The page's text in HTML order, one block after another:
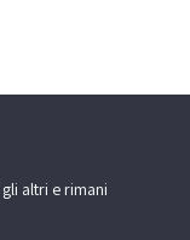
altri e rimani